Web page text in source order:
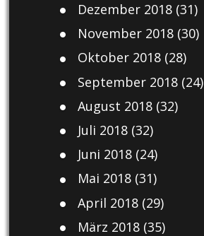
Dezember 2018(31)
November 2018(30)
Oktober 2018(28)
September 2018(24)
August 2018(32)
Juli 2018(32)
Juni 2018(24)
Mai 2018(31)
April 2018(29)
März 2018(35)